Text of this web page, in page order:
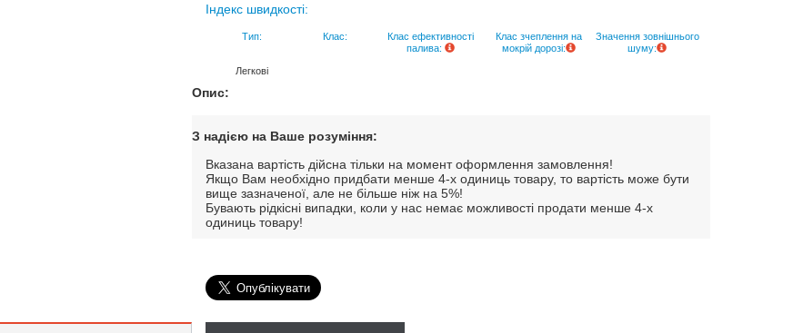
Індекс швидкості:
Тип:
Легкові
Клас:
Клас ефективності
палива:
Клас зчеплення на
мокрій дорозі:
Значення зовнішнього
шуму:
Опис:
З надією на Ваше розуміння:
Вказана вартість дійсна тільки на момент оформлення замовлення!
Якщо Вам необхідно придбати менше 4-х одиниць товару, то вартість може бути
вище зазначеної, але не більше ніж на 5%!
Бувають рідкісні випадки, коли у нас немає можливості продати менше 4-х
одиниць товару!